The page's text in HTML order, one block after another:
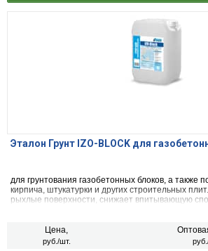
Эталон Грунт IZO-BLOCK для
для грунтования газобетонных блоков, а также
кирпича, штукатурки и других строительных
рыхлые поверхности, снижает впитывающую
Цена,
руб./шт.